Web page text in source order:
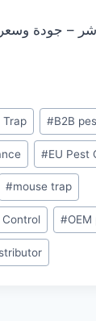
Trap #B2B
#EU Pest
#mouse trap
Control #